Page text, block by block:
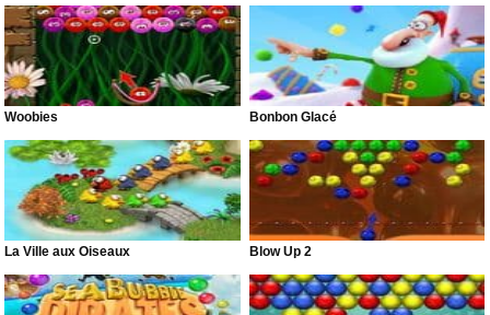
Woobies Bonbon Glacé
La Ville aux Oiseaux Blow Up 2